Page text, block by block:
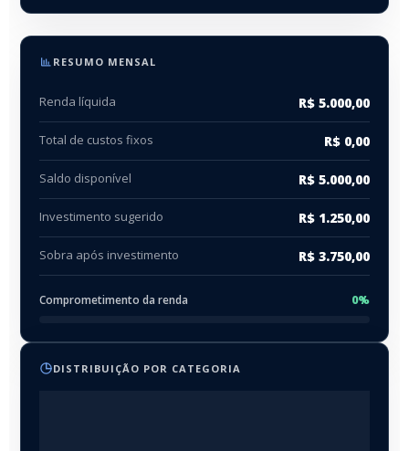
RESUMO MENSAL
Renda líquida R$ 5.000,00
Total de custos fixos R$ 0,00
Saldo disponível R$ 5.000,00
Investimento sugerido R$ 1.250,00
Sobra após investimento R$ 3.750,00
Comprometimento da renda 0%
DISTRIBUIÇÃO POR CATEGORIA